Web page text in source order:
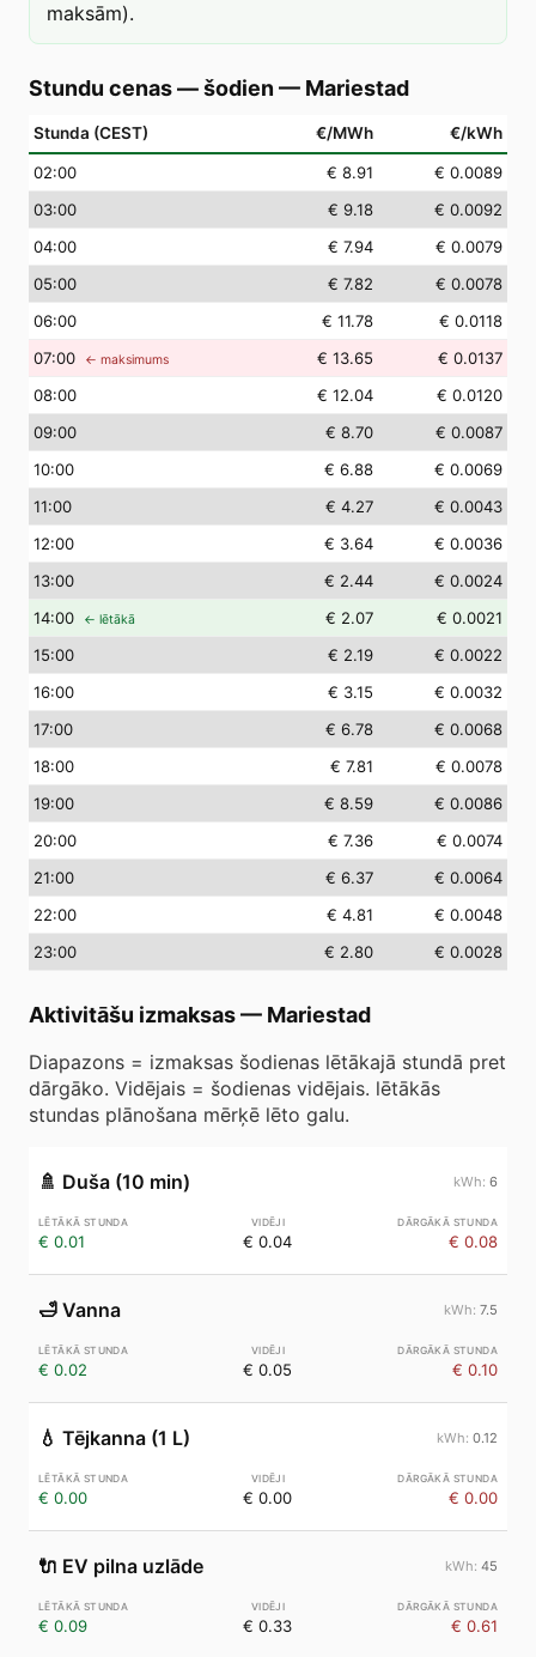
maksām).
Stundu cenas — šodien — Mariestad
Stunda (CEST) €/MWh €/kWh
02:00 € 8.91
€ 0.0089
03:00 € 9.18
€ 0.0092
04:00 € 7.94
€ 0.0079
05:00 € 7.82
€ 0.0078
06:00 € 11.78
€ 0.0118
07:00 ← maksimums € 13.65
€ 0.0137
08:00 € 12.04
€ 0.0120
09:00 € 8.70
€ 0.0087
10:00 € 6.88
€ 0.0069
11:00 € 4.27
€ 0.0043
12:00 € 3.64
€ 0.0036
13:00 € 2.44
€ 0.0024
14:00 ← lētākā € 2.07
€ 0.0021
15:00 € 2.19
€ 0.0022
16:00 € 3.15
€ 0.0032
17:00 € 6.78
€ 0.0068
18:00 € 7.81
€ 0.0078
19:00 € 8.59
€ 0.0086
20:00 € 7.36
€ 0.0074
21:00 € 6.37
€ 0.0064
22:00 € 4.81
€ 0.0048
23:00 € 2.80 € 0.0028
Aktivitāšu izmaksas— Mariestad
Diapazons = izmaksas šodienas lētākajā stundā pret
dārgāko. Vidējais = šodienas vidējais. lētākās
stundas plānošana mērķē lēto galu.
🚿 Duša (10 min) 6
€ 0.01 € 0.04 € 0.08
🛁 Vanna 7.5
€ 0.02 € 0.05 € 0.10
💧 Tējkanna (1 L) 0.12
€ 0.00 € 0.00 € 0.00
🔌 EV pilna uzlāde 45
€ 0.09 € 0.33 € 0.61